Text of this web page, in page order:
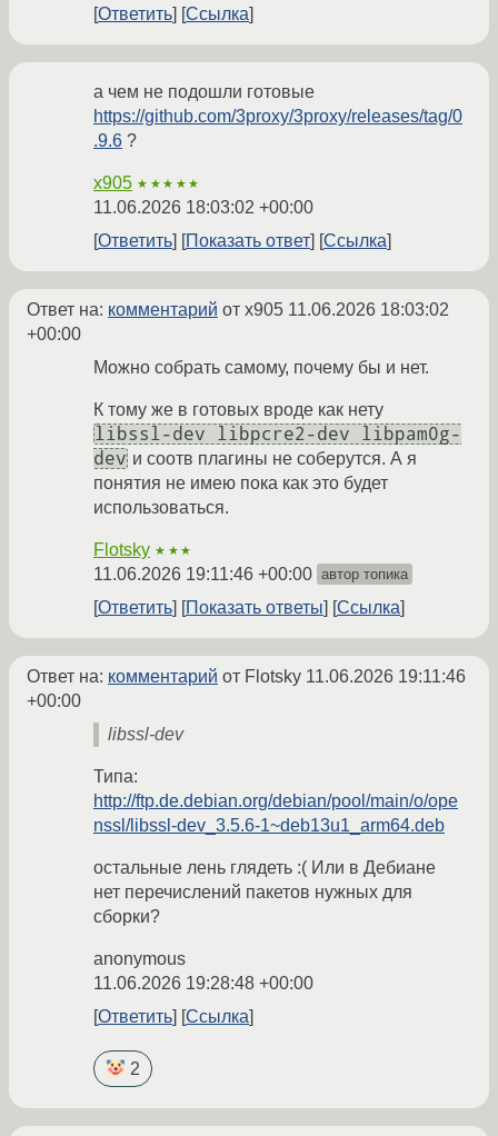
Ответить
Ссылка
а чем не подошли готовые
https://github.com/3proxy/3proxy/releases/tag/0
.9.6 ?
x905 ★★★★★
11.06.2026 18:03:02 +00:00
Ответить
Показать ответ Ссылка
Ответ на: комментарий от x905 11.06.2026 18:03:02
+00:00
Можно собрать самому, почему бы и нет.
К тому же в готовых вроде как нету
libssl-dev libpcre2-dev libpam0g-
dev и соотв плагины не соберутся. А я
понятия не имею пока как это будет
использоваться.
Flotsky ★★★
11.06.2026 19:11:46 +00:00 автор топика
Ответить Показать ответы Ссылка
Ответ на: комментарий от Flotsky 11.06.2026 19:11:46
+00:00
libssl-dev
Типа:
http://ftp.de.debian.org/debian/pool/main/o/ope
nssl/libssl-dev_3.5.6-1~deb13u1_arm64.deb
остальные лень глядеть :( Или в Дебиане
нет перечислений пакетов нужных для
сборки?
anonymous
11.06.2026 19:28:48 +00:00
Ответить
Ссылка
2